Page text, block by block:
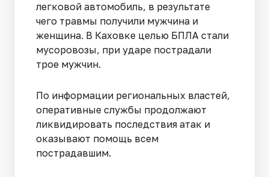
легковой автомобиль, в результате
чего травмы получили мужчина и
женщина. В Каховке целью БПЛА стали
мусоровозы, при ударе пострадали
трое мужчин.
По информации региональных властей,
оперативные службы продолжают
ликвидировать последствия атак и
оказывают помощь всем
пострадавшим.